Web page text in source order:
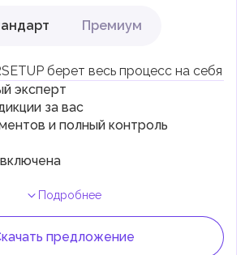
Премиум
берет весь процесс на себя
эксперт
за вас
и полный контроль
Подробнее
предложение